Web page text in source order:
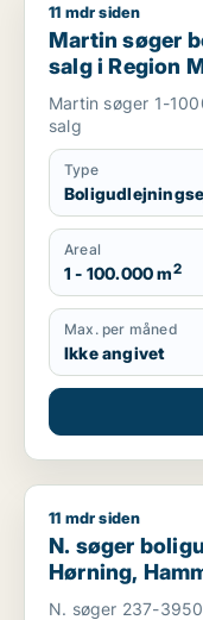
Martin søger
11 mdr siden
Martin søger
salg i Region
Martin søger 1-
salg
Type
Areal
1 - 100.000 m2
Max. per måned
Ikke angivet
N. søger
11 mdr siden
N. søger
Hørning,
N. søger 237-